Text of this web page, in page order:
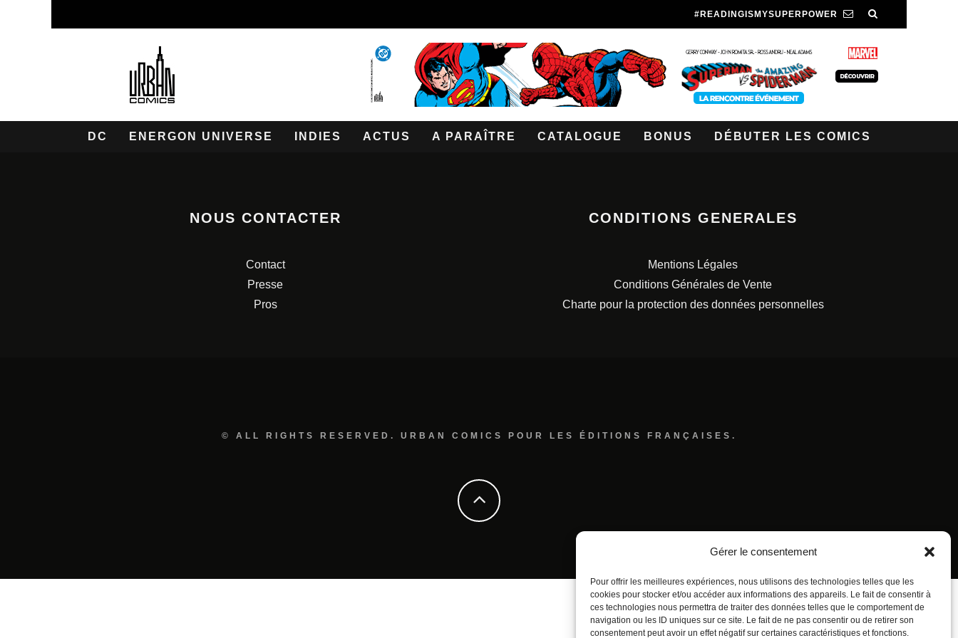
Gérer le consentement
Pour offrir les meilleures expériences, nous utilisons des technologies telles que les
cookies pour stocker et/ou accéder aux informations des appareils. Le fait de consentir à
ces technologies nous permettra de traiter des données telles que le comportement de
navigation ou les ID uniques sur ce site. Le fait de ne pas consentir ou de retirer son
consentement peut avoir un effet négatif sur certaines caractéristiques et fonctions.
#READINGISMYSUPERPOWER
DC ENERGON UNIVERSE INDIES ACTUS A PARAÎTRE CATALOGUE BONUS DÉBUTER LES COMICS
NOUS CONTACTER
Contact
Presse
Pros
CONDITIONS GENERALES
Mentions Légales
Conditions Générales de Vente
Charte pour la protection des données personnelles
© ALL RIGHTS RESERVED. URBAN COMICS POUR LES ÉDITIONS FRANÇAISES.